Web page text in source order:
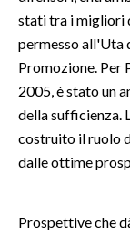
SPETTACOLI
GOSSIP
SALUTE
NOTIZIE
stati tra i migliori
permesso all'Uta
Promozione. Per
2005, è stato un
della sufficienza.
costruito il ruolo
dalle ottime
Prospettive che